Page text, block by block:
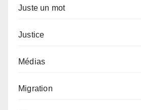
Juste un mot
Justice
Médias
Migration